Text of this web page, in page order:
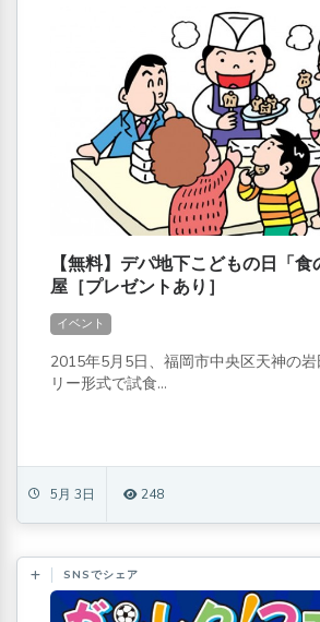
【無料】デパ地下こどもの日「
屋［プレゼントあり］
イベント
2015年5月5日、福岡市中央区天神の
リー形式で試食...
5月 3日 248
SNSでシェア